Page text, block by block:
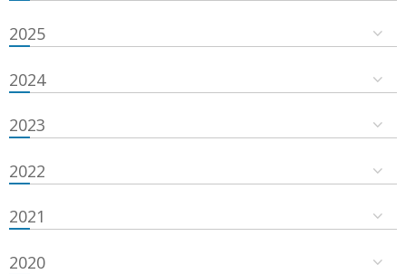
2025
2024
2023
2022
2021
2020